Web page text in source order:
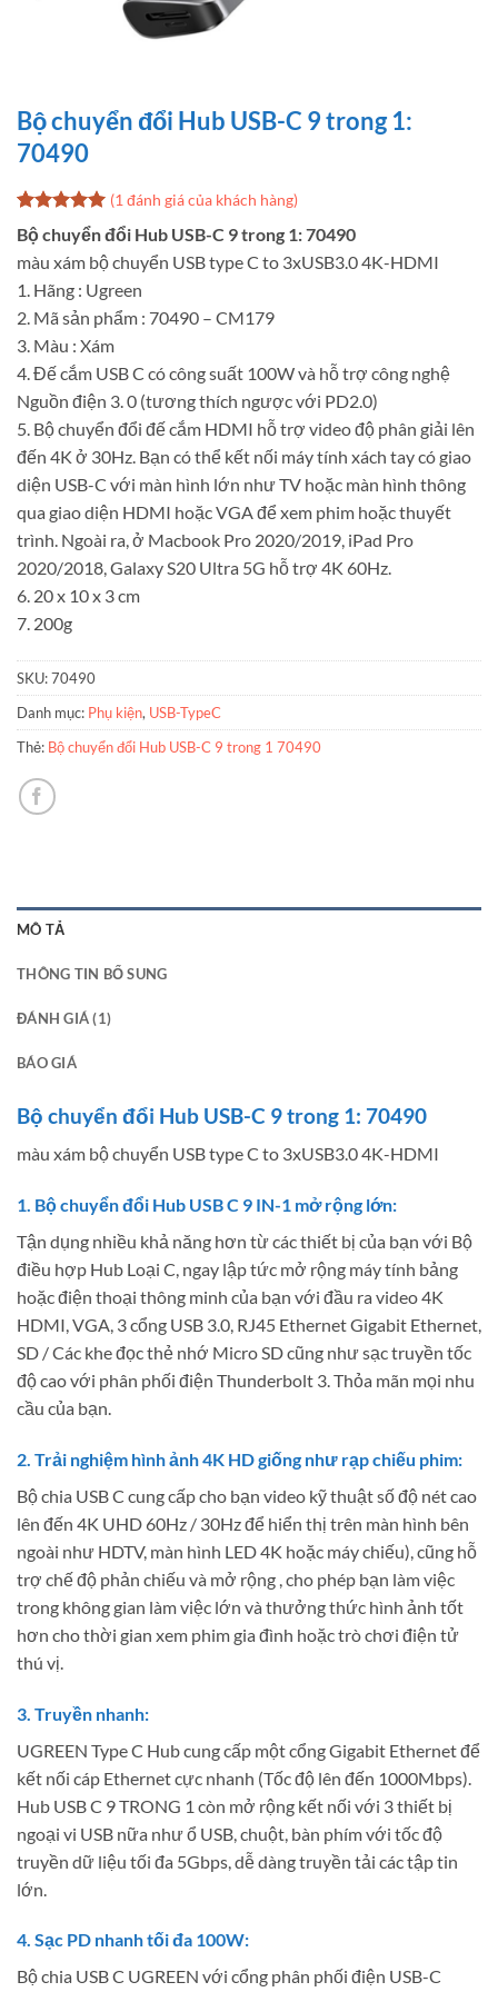
Bộ chuyển đổi Hub USB-C 9 trong 1:
70490
5trên 5
dựa trên
1
đánh giá
(1 đánh giá của khách hàng)
Bộ chuyển đổi Hub USB-C 9 trong 1: 70490
màu xám bộ chuyển USB type C to 3xUSB3.0 4K-HDMI
1. Hãng : Ugreen
2. Mã sản phẩm : 70490 – CM179
3. Màu : Xám
4. Đế cắm USB C có công suất 100W và hỗ trợ công nghệ
Nguồn điện 3. 0 (tương thích ngược với PD2.0)
5. Bộ chuyển đổi đế cắm HDMI hỗ trợ video độ phân giải lên
đến 4K ở 30Hz. Bạn có thể kết nối máy tính xách tay có giao
diện USB-C với màn hình lớn như TV hoặc màn hình thông
qua giao diện HDMI hoặc VGA để xem phim hoặc thuyết
trình. Ngoài ra, ở Macbook Pro 2020/2019, iPad Pro
2020/2018, Galaxy S20 Ultra 5G hỗ trợ 4K 60Hz.
6. 20 x 10 x 3 cm
7. 200g
SKU:70490
Danh mục: Phụ kiện, USB-TypeC
Thẻ: Bộ chuyển đổi Hub USB-C 9 trong 1 70490
MÔ TẢ
THÔNG TIN BỔ SUNG
ĐÁNH GIÁ (1)
BÁO GIÁ
Bộ chuyển đổi Hub USB-C 9 trong 1: 70490
màu xám bộ chuyển USB type C to 3xUSB3.0 4K-HDMI
1. Bộ chuyển đổi Hub USB C 9 IN-1 mở rộng lớn:
Tận dụng nhiều khả năng hơn từ các thiết bị của bạn với Bộ
điều hợp Hub Loại C, ngay lập tức mở rộng máy tính bảng
hoặc điện thoại thông minh của bạn với đầu ra video 4K
HDMI, VGA, 3 cổng USB 3.0, RJ45 Ethernet Gigabit Ethernet,
SD / Các khe đọc thẻ nhớ Micro SD cũng như sạc truyền tốc
độ cao với phân phối điện Thunderbolt 3. Thỏa mãn mọi nhu
cầu của bạn.
2. Trải nghiệm hình ảnh 4K HD giống như rạp chiếu phim:
Bộ chia USB C cung cấp cho bạn video kỹ thuật số độ nét cao
lên đến 4K UHD 60Hz / 30Hz để hiển thị trên màn hình bên
ngoài như HDTV, màn hình LED 4K hoặc máy chiếu), cũng hỗ
trợ chế độ phản chiếu và mở rộng , cho phép bạn làm việc
trong không gian làm việc lớn và thưởng thức hình ảnh tốt
hơn cho thời gian xem phim gia đình hoặc trò chơi điện tử
thú vị.
3. Truyền nhanh:
UGREEN Type C Hub cung cấp một cổng Gigabit Ethernet để
kết nối cáp Ethernet cực nhanh (Tốc độ lên đến 1000Mbps).
Hub USB C 9 TRONG 1 còn mở rộng kết nối với 3 thiết bị
ngoại vi USB nữa như ổ USB, chuột, bàn phím với tốc độ
truyền dữ liệu tối đa 5Gbps, dễ dàng truyền tải các tập tin
lớn.
4. Sạc PD nhanh tối đa 100W:
Bộ chia USB C UGREEN với cổng phân phối điện USB-C